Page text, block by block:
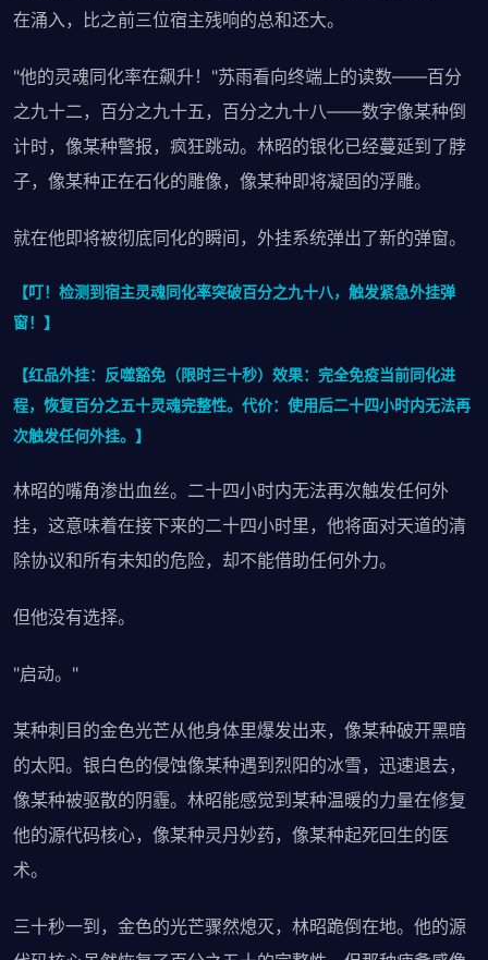
在涌入，比之前三位宿主残响的总和还大。
"他的灵魂同化率在飙升！"苏雨看向终端上的读数——百分
之九十二，百分之九十五，百分之九十八——数字像某种倒
计时，像某种警报，疯狂跳动。林昭的银化已经蔓延到了脖
子，像某种正在石化的雕像，像某种即将凝固的浮雕。
就在他即将被彻底同化的瞬间，外挂系统弹出了新的弹窗。
【叮！检测到宿主灵魂同化率突破百分之九十八，触发紧急外挂弹
窗！】
【红品外挂：反噬豁免（限时三十秒）效果：完全免疫当前同化进
程，恢复百分之五十灵魂完整性。代价：使用后二十四小时内无法再
次触发任何外挂。】
林昭的嘴角渗出血丝。二十四小时内无法再次触发任何外
挂，这意味着在接下来的二十四小时里，他将面对天道的清
除协议和所有未知的危险，却不能借助任何外力。
但他没有选择。
"启动。"
某种刺目的金色光芒从他身体里爆发出来，像某种破开黑暗
的太阳。银白色的侵蚀像某种遇到烈阳的冰雪，迅速退去，
像某种被驱散的阴霾。林昭能感觉到某种温暖的力量在修复
他的源代码核心，像某种灵丹妙药，像某种起死回生的医
术。
三十秒一到，金色的光芒骤然熄灭，林昭跪倒在地。他的源